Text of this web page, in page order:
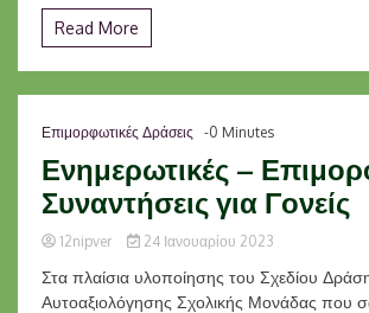
Read More
Επιμορφωτικές Δράσεις -0 Minutes
Ενημερωτικές –
Συναντήσεις για Γονείς
12nipver 24 Ιανουαρίου 2023
Στα πλαίσια υλοποίησης του Σχεδίου
Αυτοαξιολόγησης Σχολικής Μονάδας που